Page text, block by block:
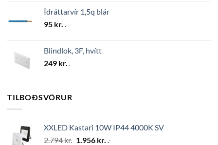
Ídráttarvír 1,5q blár
95 kr. .-
Blindlok, 3F, hvítt
249 kr. .-
TILBOÐSVÖRUR
XXLED Kastari 10W IP44 4000K SV
2.794kr. Original
1.956 kr. Current
.-